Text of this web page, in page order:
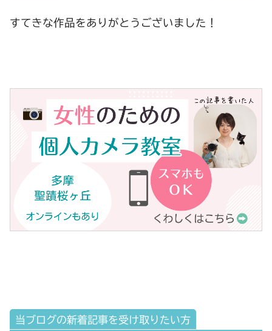
すてきな作品をありがとうございました！
当ブログの新着記事を受け取りたい方